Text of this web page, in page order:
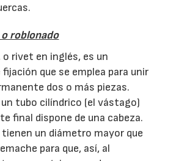
roblonado
o rivet en inglés, es un
que se emplea para unir
dos o más piezas.
tubo cilíndrico (el vástago)
final dispone de una cabeza.
tienen un diámetro mayor que
para que, así, al